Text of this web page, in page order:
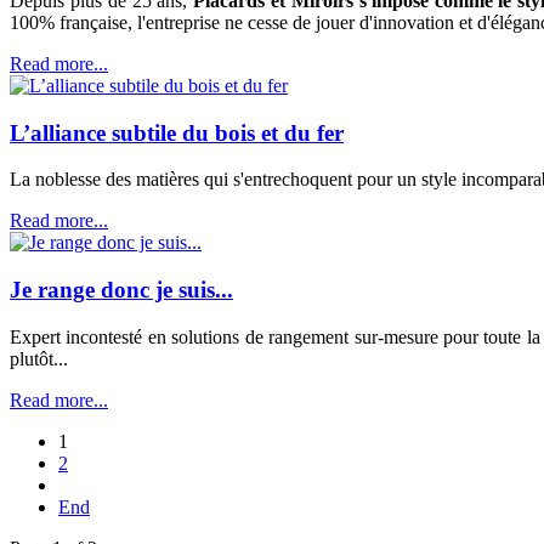
100% française, l'entreprise ne cesse de jouer d'innovation et
Read more...
L’alliance subtile du bois et du fer
La noblesse des matières qui s'entrechoquent pour un style
Read more...
Je range donc je suis...
Expert incontesté en solutions de rangement sur-mesure pour toute
plutôt...
Read more...
1
2
End